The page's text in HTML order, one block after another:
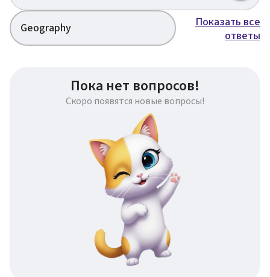
Geography
Показать все
ответы
Пока нет вопросов!
Скоро появятся новые вопросы!